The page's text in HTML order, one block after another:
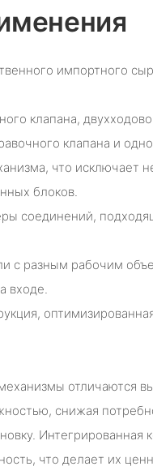
импортного
клапана,
клапана и
что исключает
блоков.
соединений,
с разным рабочим
входе.
отличаются
снижая
Интегрированная
что делает их